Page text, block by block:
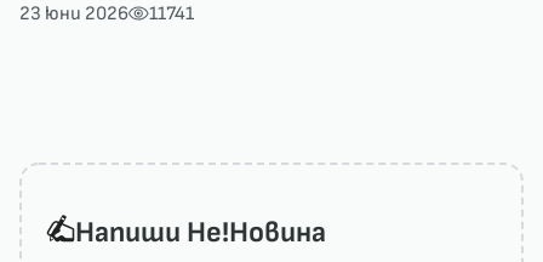
23 юни 2026 11741
Напиши He!Новина